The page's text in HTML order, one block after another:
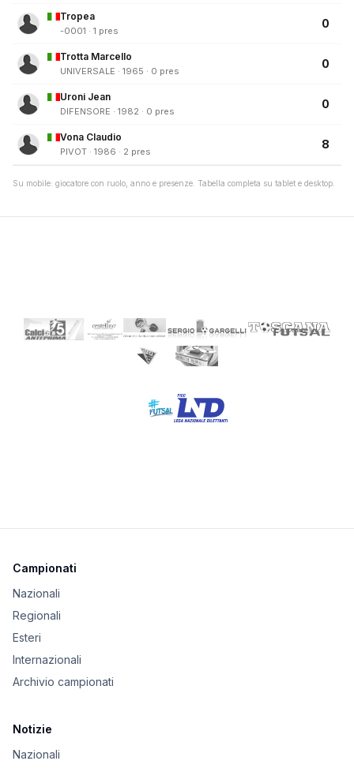
Tropea
-0001 · 1 pres
0
Trotta Marcello
UNIVERSALE · 1965 · 0 pres
0
Uroni Jean
DIFENSORE · 1982 · 0 pres
0
Vona Claudio
PIVOT · 1986 · 2 pres
8
Su mobile: giocatore con ruolo, anno e presenze. Tabella completa su tablet e desktop.
Campionati
Nazionali
Regionali
Esteri
Internazionali
Archivio campionati
Notizie
Nazionali